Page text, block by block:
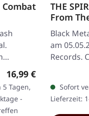
Combat
Vier
Regulärer Preis:
16,99 €
Tagen,
-
THE
From
Release)
Black
am
Records.
mit 8-
Vortex"
ein…
Sofort
Lieferzeit: